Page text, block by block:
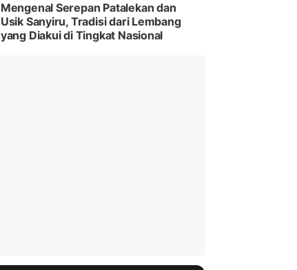
Mengenal Serepan Patalekan dan
Usik Sanyiru, Tradisi dari Lembang
yang Diakui di Tingkat Nasional